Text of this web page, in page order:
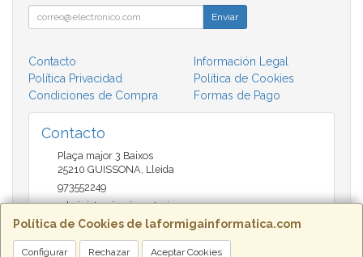
Política de Cookies de laformigainformatica.com
Configurar Rechazar Aceptar Cookies
Enviar
Contacto
Información Legal
Política Privacidad
Política de Cookies
Condiciones de Compra
Formas de Pago
Contacto
Plaça major 3 Baixos
25210 GUISSONA Lleida
973552249
administracio@insectari.com